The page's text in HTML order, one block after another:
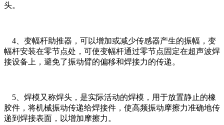
头。
4、变幅杆助推器，可以增加或减少传感器产生的振幅，变
幅杆安装在零节点处，可使变幅杆通过零节点固定在超声波焊
接设备上，避免了振动臂的偏移和焊接力的传递。
5、焊模又称焊头，是实际活动的焊模，用于放置静止的橡
胶件，将机械振动传递给焊接件，使高频振动摩擦力准确地传
递到焊接表面，以增加摩擦力。